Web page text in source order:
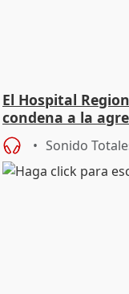
El Hospital
condena a la
Urgencias
Sonido